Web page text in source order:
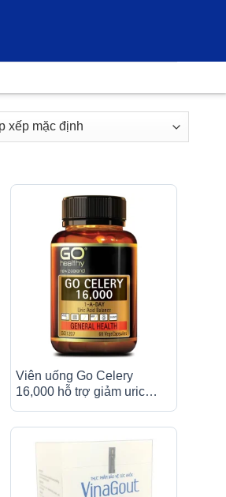
Viên uống Go Celery
16,000 hỗ trợ giảm uric